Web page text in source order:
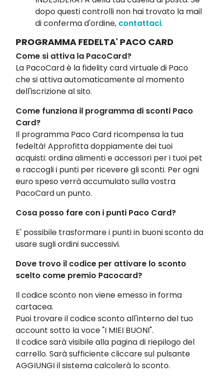
dopo questi controlli non hai trovato la mail
di conferma d'ordine, contattaci.
PROGRAMMA FEDELTA' PACO CARD
Come si attiva la PacoCard?
La PacoCard è la fidelity card virtuale di Paco
che si attiva automaticamente al momento
dell'iscrizione al sito.
Come funziona il programma di sconti Paco
Card?
Il programma Paco Card ricompensa la tua
fedeltà! Approfitta doppiamente dei tuoi
acquisti: ordina alimenti e accessori per i tuoi pet
e raccogli i punti per ricevere gli sconti. Per ogni
euro speso verrà accumulato sulla vostra
PacoCard un punto.
Cosa posso fare con i punti Paco Card?
E' possibile trasformare i punti in buoni sconto da
usare sugli ordini successivi.
Dove trovo il codice per attivare lo sconto
scelto come premio Pacocard?
Il codice sconto non viene emesso in forma
cartacea.
Puoi trovare il codice sconto all'interno del tuo
account sotto la voce "I MIEI BUONI".
Il codice sarà visibile alla pagina di riepilogo del
carrello. Sarà sufficiente cliccare sul pulsante
AGGIUNGI il sistema calcolerà lo sconto.